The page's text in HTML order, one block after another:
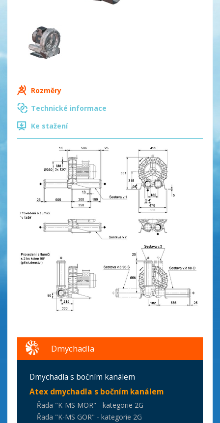
Rozměry
Technické informace
Ke stažení
Dmychadla
Dmychadla s bočním kanálem
Atex dmychadla s bočním kanálem
Řada "K-MS MOR" - kategorie 2G
Řada "K-MS GOR" - kategorie 2G